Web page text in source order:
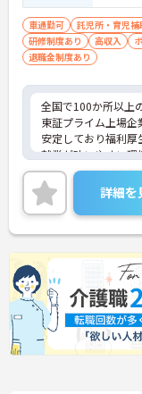
車通勤可 託児所・育児補
研修制度あり
高収入
退職金制度あり
全国で100か所以上
東証プライム上場企
安定しており福利厚
就業が叶いやすい環
また、キャリアパ
浅い方・ブランクが
に取り組んでいた
ご興味ある方には、
詳細をお話しいた
い！
詳細を